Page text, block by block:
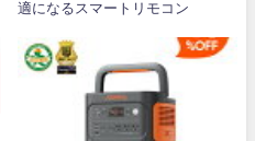
適になるスマートリモコン